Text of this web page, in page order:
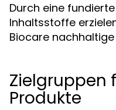
Durch eine
Inhaltsstoffe
Biocare nachhaltige
Zielgruppen
Produkte